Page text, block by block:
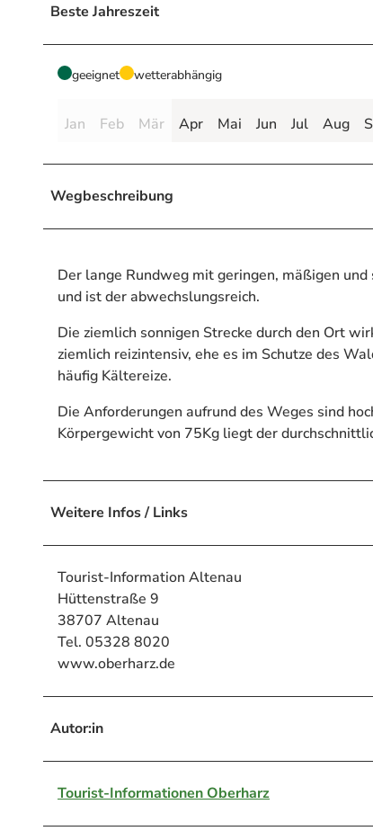
Beste Jahreszeit
geeignet wetterabhängig
Jan Feb Mär Apr Mai Jun Jul Aug
Wegbeschreibung
Der lange Rundweg mit geringen, mäßigen
und ist der abwechslungsreich.
Die ziemlich sonnigen Strecke durch den Ort
ziemlich reizintensiv, ehe es im Schutze des
häufig Kältereize.
Die Anforderungen aufrund des Weges sind
Körpergewicht von 75Kg liegt der
Weitere Infos / Links
Tourist-Information Altenau
Hüttenstraße 9
38707 Altenau
Tel. 05328 8020
www.oberharz.de
Autor:in
Tourist-Informationen Oberharz